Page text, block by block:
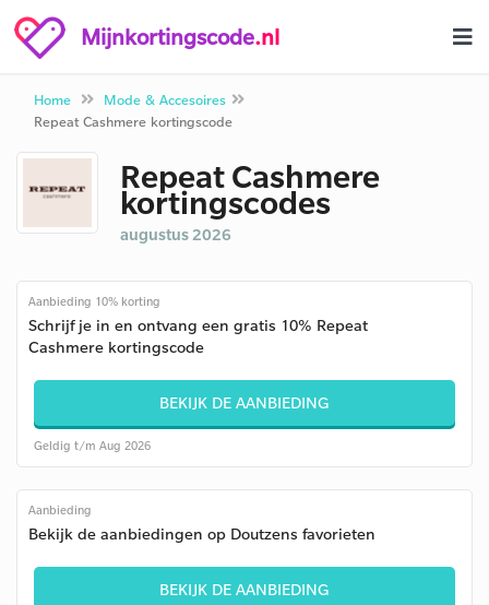
Mijnkortingscode.nl
Home
Mode & Accesoires
Repeat Cashmere kortingscode
Repeat Cashmere
kortingscodes
augustus 2026
Aanbieding 10% korting
Schrijf je in en ontvang een gratis 10% Repeat
Cashmere kortingscode
BEKIJK DE AANBIEDING
Geldig t/m Aug 2026
Aanbieding
Bekijk de aanbiedingen op Doutzens favorieten
BEKIJK DE AANBIEDING